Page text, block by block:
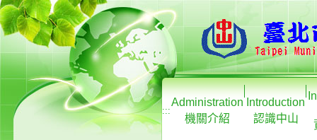
:::
Administration
機關介紹
Introduction
認識中山